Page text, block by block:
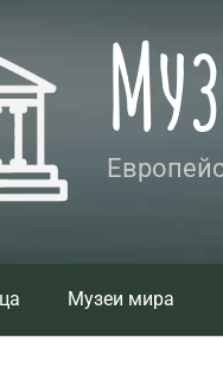
Музеи мира